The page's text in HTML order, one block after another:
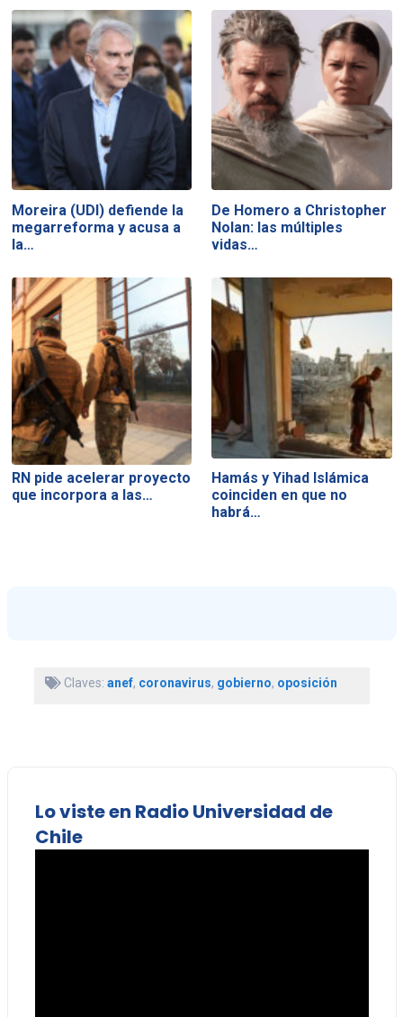
Moreira (UDI) defiende la
megarreforma y acusa a
la…
De Homero a Christopher
Nolan: las múltiples
vidas…
RN pide acelerar proyecto
que incorpora a las…
Hamás y Yihad Islámica
coinciden en que no
habrá…
Claves: anef, coronavirus, gobierno, oposición
Lo viste en Radio Universidad de
Chile